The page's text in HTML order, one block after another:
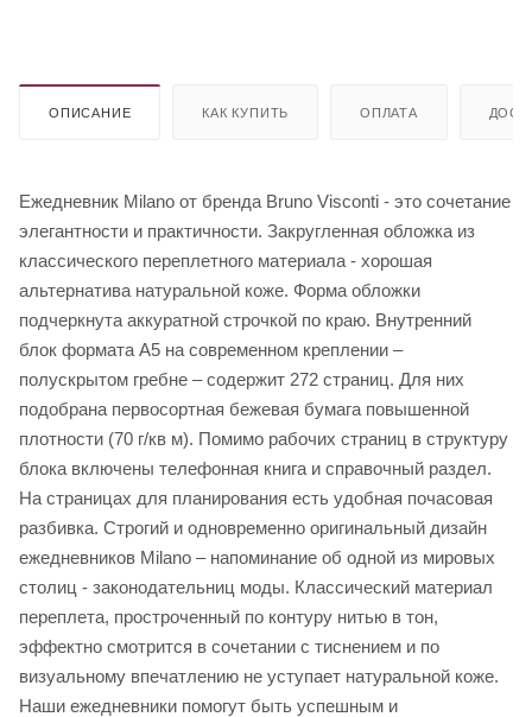
ОПИСАНИЕ КАК КУПИТЬ ОПЛАТА
Ежедневник Milano от бренда Bruno Visconti - это сочетание
элегантности и практичности. Закругленная обложка из
классического переплетного материала - хорошая
альтернатива натуральной коже. Форма обложки
подчеркнута аккуратной строчкой по краю. Внутренний
блок формата А5 на современном креплении –
полускрытом гребне – содержит 272 страниц. Для них
подобрана первосортная бежевая бумага повышенной
плотности (70 г/кв м). Помимо рабочих страниц в структуру
блока включены телефонная книга и справочный раздел.
На страницах для планирования есть удобная почасовая
разбивка. Строгий и одновременно оригинальный дизайн
ежедневников Milano – напоминание об одной из мировых
столиц - законодательниц моды. Классический материал
переплета, простроченный по контуру нитью в тон,
эффектно смотрится в сочетании с тиснением и по
визуальному впечатлению не уступает натуральной коже.
Наши ежедневники помогут быть успешным и